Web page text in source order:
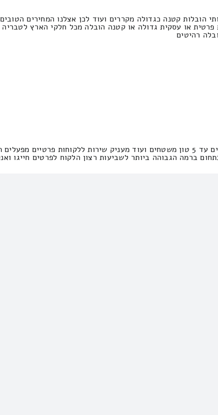
הובלות קטנה כגדולה מקררים ועוד לכן אצלנו המחירים
או עסקית גדולה או קטנה הובלה מכל חלקי הארץ
רהיטים
מבצע את כל סוגי הובלה הדירה מטענים שונים עד 5 טון משטחים ועוד מעניק שירות
ברמה הגבוהה ביותר לשביעות רצון הלקוח לפרטים חייגו